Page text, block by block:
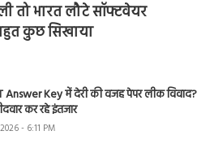
तो भारत लौटे सॉफ्टवेयर
कुछ सिखाया
Answer Key में देरी की वजह पेपर लीक विवाद?
कर रहे इंतजार
- 6:11 PM